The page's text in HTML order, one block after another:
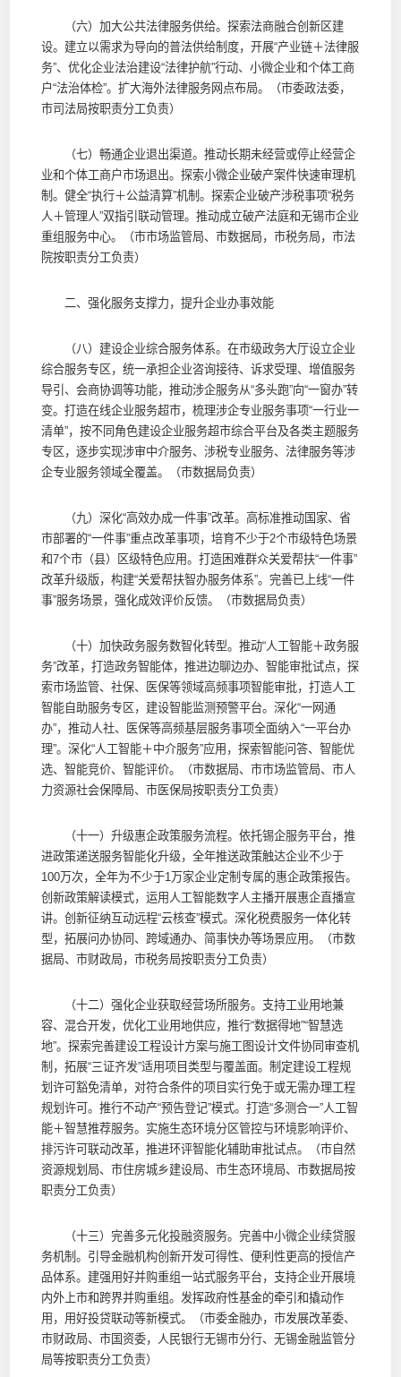
（六）加大公共法律服务供给。探索法商融合创新区建
设。建立以需求为导向的普法供给制度，开展“产业链＋法律服
务”、优化企业法治建设“法律护航”行动、小微企业和个体工商
户“法治体检”。扩大海外法律服务网点布局。（市委政法委，
市司法局按职责分工负责）
（七）畅通企业退出渠道。推动长期未经营或停止经营企
业和个体工商户市场退出。探索小微企业破产案件快速审理机
制。健全“执行＋公益清算”机制。探索企业破产涉税事项“税务
人＋管理人”双指引联动管理。推动成立破产法庭和无锡市企业
重组服务中心。（市市场监管局、市数据局，市税务局，市法
院按职责分工负责）
二、强化服务支撑力，提升企业办事效能
（八）建设企业综合服务体系。在市级政务大厅设立企业
综合服务专区，统一承担企业咨询接待、诉求受理、增值服务
导引、会商协调等功能，推动涉企服务从“多头跑”向“一窗办”转
变。打造在线企业服务超市，梳理涉企专业服务事项“一行业一
清单”，按不同角色建设企业服务超市综合平台及各类主题服务
专区，逐步实现涉审中介服务、涉税专业服务、法律服务等涉
企专业服务领域全覆盖。（市数据局负责）
（九）深化“高效办成一件事”改革。高标准推动国家、省
市部署的“一件事”重点改革事项，培育不少于2个市级特色场景
和7个市（县）区级特色应用。打造困难群众关爱帮扶“一件事”
改革升级版，构建“关爱帮扶智办服务体系”。完善已上线“一件
事”服务场景，强化成效评价反馈。（市数据局负责）
（十）加快政务服务数智化转型。推动“人工智能＋政务服
务”改革，打造政务智能体，推进边聊边办、智能审批试点，探
索市场监管、社保、医保等领域高频事项智能审批，打造人工
智能自助服务专区，建设智能监测预警平台。深化“一网通
办”，推动人社、医保等高频基层服务事项全面纳入“一平台办
理”。深化“人工智能＋中介服务”应用，探索智能问答、智能优
选、智能竞价、智能评价。（市数据局、市市场监管局、市人
力资源社会保障局、市医保局按职责分工负责）
（十一）升级惠企政策服务流程。依托锡企服务平台，推
进政策递送服务智能化升级，全年推送政策触达企业不少于
100万次，全年为不少于1万家企业定制专属的惠企政策报告。
创新政策解读模式，运用人工智能数字人主播开展惠企直播宣
讲。创新征纳互动远程“云核查”模式。深化税费服务一体化转
型，拓展问办协同、跨域通办、简事快办等场景应用。（市数
据局、市财政局，市税务局按职责分工负责）
（十二）强化企业获取经营场所服务。支持工业用地兼
容、混合开发，优化工业用地供应，推行“数据得地”“智慧选
地”。探索完善建设工程设计方案与施工图设计文件协同审查机
制，拓展“三证齐发”适用项目类型与覆盖面。制定建设工程规
划许可豁免清单，对符合条件的项目实行免于或无需办理工程
规划许可。推行不动产“预告登记”模式。打造“多测合一”人工智
能＋智慧推荐服务。实施生态环境分区管控与环境影响评价、
排污许可联动改革，推进环评智能化辅助审批试点。（市自然
资源规划局、市住房城乡建设局、市生态环境局、市数据局按
职责分工负责）
（十三）完善多元化投融资服务。完善中小微企业续贷服
务机制。引导金融机构创新开发可得性、便利性更高的授信产
品体系。建强用好并购重组一站式服务平台，支持企业开展境
内外上市和跨界并购重组。发挥政府性基金的牵引和撬动作
用，用好投贷联动等新模式。（市委金融办，市发展改革委、
市财政局、市国资委，人民银行无锡市分行、无锡金融监管分
局等按职责分工负责）